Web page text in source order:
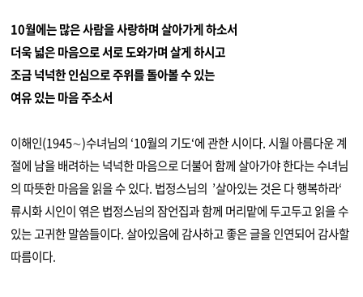
10월에는 많은 사람을 사랑하며 살아가게 하소서
더욱 넓은 마음으로 서로 도와가며 살게 하시고
조금 넉넉한 인심으로 주위를 돌아볼 수 있는
여유 있는 마음 주소서
이해인(1945∼)수녀님의 ‘10월의 기도‘에 관한 시이다. 시월 아름다운 계
절에 남을 배려하는 넉넉한 마음으로 더불어 함께 살아가야 한다는 수녀님
의 따뜻한 마음을 읽을 수 있다. 법정스님의 ’살아있는 것은 다 행복하라‘
류시화 시인이 엮은 법정스님의 잠언집과 함께 머리맡에 두고두고 읽을 수
있는 고귀한 말씀들이다. 살아있음에 감사하고 좋은 글을 인연되어 감사할
따름이다.